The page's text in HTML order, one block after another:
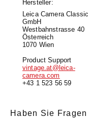
Hersteller:
Leica Camera Classic
GmbH
Westbahnstrasse 40
Österreich
1070 Wien
Product Support
vintage.at@leica-
camera.com
+43 1 523 56 59
Haben Sie